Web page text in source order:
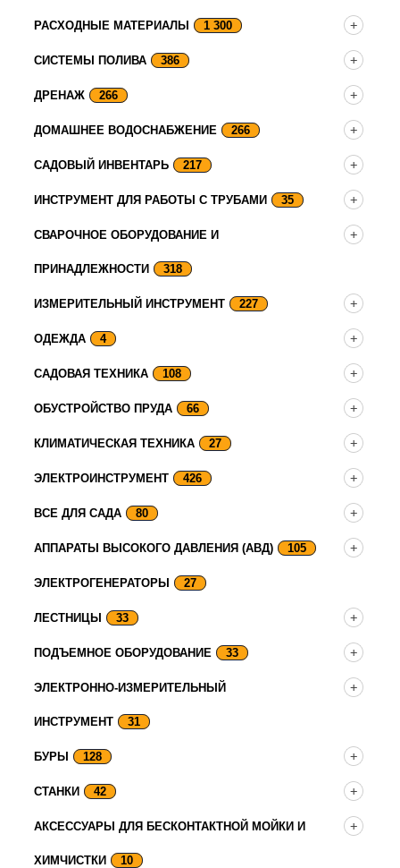
РАСХОДНЫЕ МАТЕРИАЛЫ 1 300
СИСТЕМЫ ПОЛИВА 386
ДРЕНАЖ 266
ДОМАШНЕЕ ВОДОСНАБЖЕНИЕ 266
САДОВЫЙ ИНВЕНТАРЬ 217
ИНСТРУМЕНТ ДЛЯ РАБОТЫ С ТРУБАМИ 35
СВАРОЧНОЕ ОБОРУДОВАНИЕ И
ПРИНАДЛЕЖНОСТИ 318
ИЗМЕРИТЕЛЬНЫЙ ИНСТРУМЕНТ 227
ОДЕЖДА 4
САДОВАЯ ТЕХНИКА 108
ОБУСТРОЙСТВО ПРУДА 66
КЛИМАТИЧЕСКАЯ ТЕХНИКА 27
ЭЛЕКТРОИНСТРУМЕНТ 426
ВСЕ ДЛЯ САДА 80
АППАРАТЫ ВЫСОКОГО ДАВЛЕНИЯ (АВД) 105
ЭЛЕКТРОГЕНЕРАТОРЫ 27
ЛЕСТНИЦЫ 33
ПОДЪЕМНОЕ ОБОРУДОВАНИЕ 33
ЭЛЕКТРОННО-ИЗМЕРИТЕЛЬНЫЙ
ИНСТРУМЕНТ 31
БУРЫ 128
СТАНКИ 42
АКСЕССУАРЫ ДЛЯ БЕСКОНТАКТНОЙ МОЙКИ И
ХИМЧИСТКИ 10